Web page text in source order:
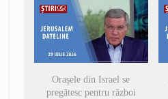
Orașele din Israel se
pregătesc pentru război